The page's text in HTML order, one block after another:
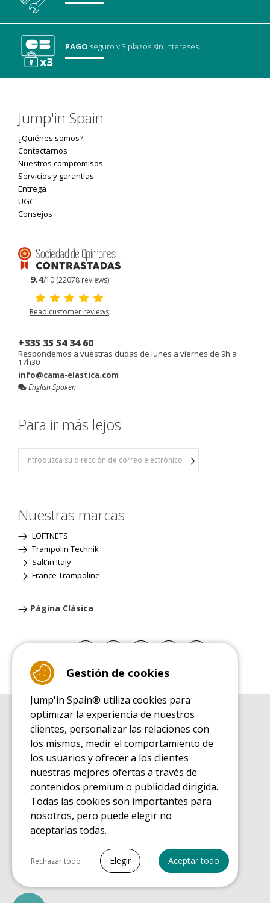
PAGO seguroy 3 plazos sin intereses
Jump'in Spain
¿Quiénes somos?
Contactarnos
Nuestros compromisos
Servicios y garantías
Entrega
UGC
Consejos
9.4/10 (22078 reviews)
Read customer reviews
+335 35 54 34 60
Respondemos a vuestras dudas de lunes a viernes de 9h a
17h30
info@cama-elastica.com
English Spoken
Para ir más lejos
Nuestras marcas
LOFTNETS
Trampolin Technik
Salt'in Italy
France Trampoline
Página Clásica
GUÍA DE COMPRA
Guía de compra para las camas elásticas de ocio
GUÍA DE INSTALACIÓN
Guía de montaje para la cama elástica de ocio
GUÍA DE MANTENIMIENTO
Guía de mantenimiento de las camas elásticas de ocio
GUÍA DE INICIO
Guía de descubrimiento de las camas elásticas de ocio
GUÍA DE COMPRA PIEZAS DE RECAMBIO
Gestión de cookies
Jump'in Spain® utiliza cookies para
optimizar la experiencia de nuestros
clientes, personalizar las relaciones con
los mismos, medir el comportamiento de
los usuarios y ofrecer a los clientes
nuestras mejores ofertas a través de
contenidos premium o publicidad dirigida.
Todas las cookies son importantes para
nosotros, pero puede elegir no
aceptarlas todas.
Seleccionar todo
Cookies necesarias
Rechazar todo Elegir Aceptar todo